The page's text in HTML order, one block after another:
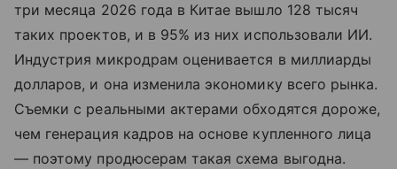
три месяца 2026 года в Китае вышло 128 тысяч
таких проектов, и в 95% из них использовали ИИ.
Индустрия микродрам оценивается в миллиарды
долларов, и она изменила экономику всего рынка.
Съемки с реальными актерами обходятся дороже,
чем генерация кадров на основе купленного лица
— поэтому продюсерам такая схема выгодна.